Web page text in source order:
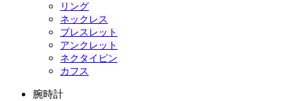
リング
ネックレス
ブレスレット
アンクレット
ネクタイピン
カフス
腕時計